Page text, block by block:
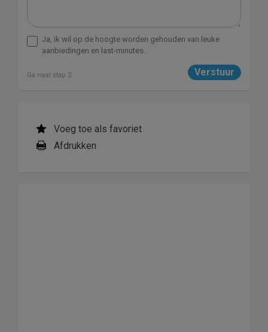
Ja, ik wil op de hoogte worden gehouden van leuke
aanbiedingen en last-minutes.
Ga naar stap 2
Voeg toe als favoriet
Afdrukken